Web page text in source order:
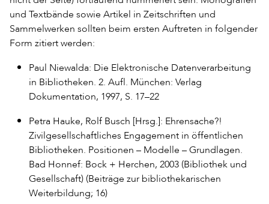
und Textbände sowie Artikel in Zeitschriften und
Sammelwerken sollten beim ersten Auftreten in folgender
Form zitiert werden:
Paul Niewalda: Die Elektronische Datenverarbeitung
in Bibliotheken. 2. Aufl. München: Verlag
Dokumentation, 1997, S. 17–22
Petra Hauke, Rolf Busch [Hrsg.]: Ehrensache?!
Zivilgesellschaftliches Engagement in öffentlichen
Bibliotheken. Positionen – Modelle – Grundlagen.
Bad Honnef: Bock + Herchen, 2003 (Bibliothek und
Gesellschaft) (Beiträge zur bibliothekarischen
Weiterbildung; 16)